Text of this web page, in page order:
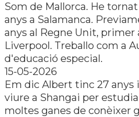
Som de Mallorca. He
anys a Salamanca.
anys al Regne Unit,
Liverpool. Treballo com a
d'educació especial.
15-05-2026
Em dic Albert tinc 27 anys
viure a Shangai per
moltes ganes de conèixer